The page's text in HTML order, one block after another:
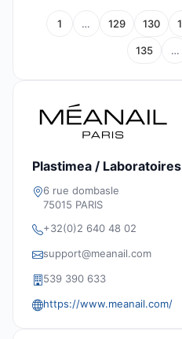
1 … 129 130
135 …
Plastimea /
6 rue dombasle
75015 PARIS
+32(0)2 640 48 02
support@meanail.com
539 390 633
https://www.meanail.com/